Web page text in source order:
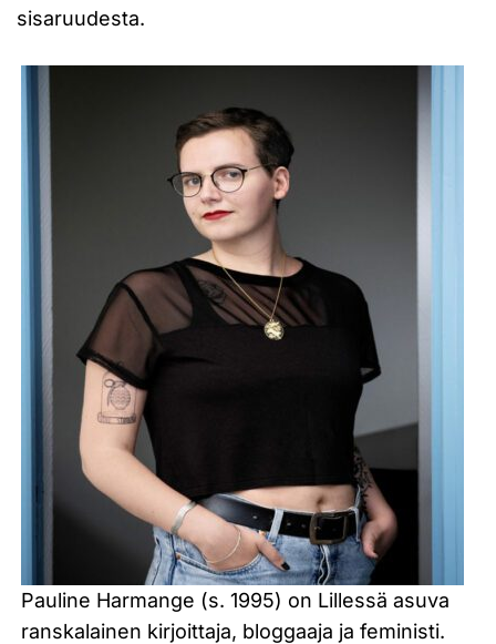
sisaruudesta.
Pauline Harmange (s. 1995) on Lillessä asuva
ranskalainen kirjoittaja, bloggaaja ja feministi.